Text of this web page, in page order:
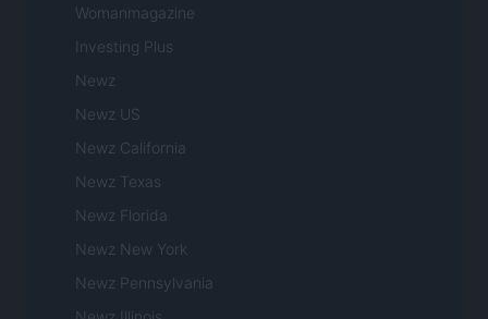
Womanmagazine
Investing Plus
Newz
Newz US
Newz California
Newz Texas
Newz Florida
Newz New York
Newz Pennsylvania